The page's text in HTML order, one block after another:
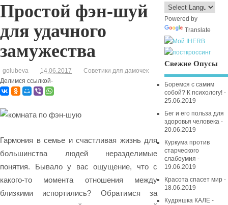
Простой фэн-шуй
для удачного
замужества
golubeva 14.06.2017
Советики для дамочек
Делимся ссылкой-
Гармония в семье и счастливая жизнь для
большинства людей неразделимые
понятия. Бывало у вас ощущение, что с
какого-то момента отношения между
близкими испортились? Обратимся за
Powered by
Translate
Свежие Опусы
Боремся с самим
собой? К психологу! -
25.06.2019
Бег и его польза для
здоровья человека -
20.06.2019
Куркума против
старческого
слабоумия -
19.06.2019
Красота спасет мир -
18.06.2019
Кудряшка КАЛЕ -